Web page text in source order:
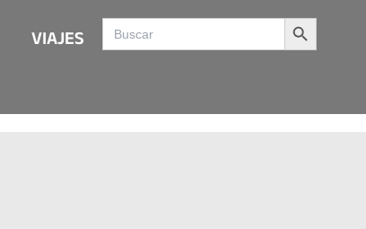
VIAJES
Search
for:
Search Button